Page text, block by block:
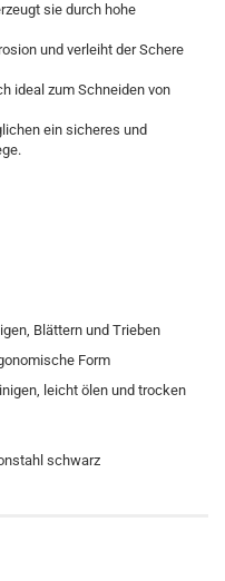
sie durch hohe
und verleiht der Schere
ideal zum Schneiden von
ein sicheres und
Blättern und Trieben
Form
leicht ölen und trocken
schwarz